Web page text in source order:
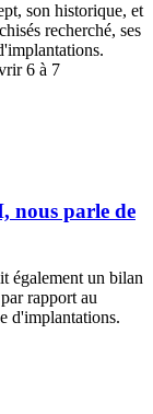
son historique, et
recherché, ses
6 à 7
nous parle de
également un bilan
rapport au
d'implantations.